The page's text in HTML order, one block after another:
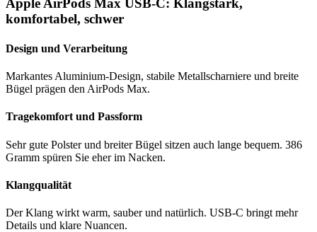
Apple AirPods Max USB-C: Klangstark,
komfortabel, schwer
Design und Verarbeitung
Markantes Aluminium-Design, stabile Metallscharniere und breite
Bügel prägen den AirPods Max.
Tragekomfort und Passform
Sehr gute Polster und breiter Bügel sitzen auch lange bequem. 386
Gramm spüren Sie eher im Nacken.
Klangqualität
Der Klang wirkt warm, sauber und natürlich. USB-C bringt mehr
Details und klare Nuancen.